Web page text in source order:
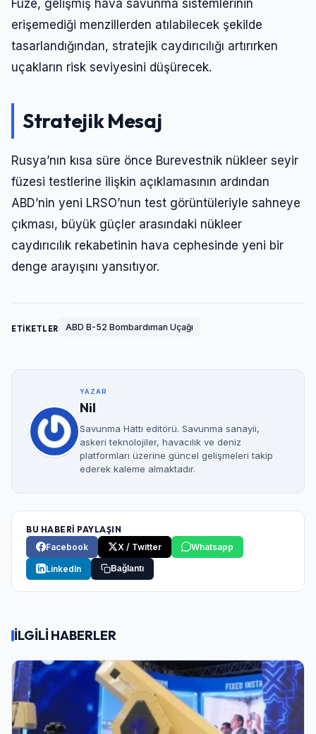
Füze, gelişmiş hava savunma sistemlerinin
erişemediği menzillerden atılabilecek şekilde
tasarlandığından, stratejik caydırıcılığı artırırken
uçakların risk seviyesini düşürecek.
Stratejik Mesaj
Rusya’nın kısa süre önce Burevestnik nükleer seyir
füzesi testlerine ilişkin açıklamasının ardından
ABD’nin yeni LRSO’nun test görüntüleriyle sahneye
çıkması, büyük güçler arasındaki nükleer
caydırıcılık rekabetinin hava cephesinde yeni bir
denge arayışını yansıtıyor.
ETİKETLER ABD B-52 Bombardıman Uçağı
YAZAR
Nil
Savunma Hattı editörü. Savunma sanayii,
askeri teknolojiler, havacılık ve deniz
platformları üzerine güncel gelişmeleri takip
ederek kaleme almaktadır.
BU HABERİ PAYLAŞIN
Facebook
X / Twitter Whatsapp
LinkedIn Bağlantı
İLGİLİ HABERLER